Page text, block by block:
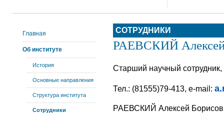
СОТРУДНИКИ
РАЕВСКИЙ
Старший научный сотрудник,
Тел.: (81555)79-413, e-mail:
РАЕВСКИЙ Алексей
Главная
Об институте
История
Основные направления
Структура института
Сотрудники